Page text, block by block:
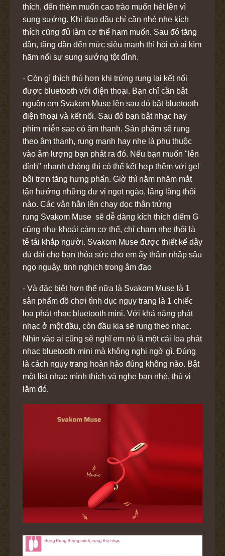
thích, đến thèm muốn cao trào muốn hét lên vì
sung sướng. Khi dạo dầu chỉ cần nhè nhẹ kích
thích cũng đủ làm cơ thể ham muốn. Sau đó tăng
dần, tăng dần đến mức siêu mạnh thì hỏi có ai kìm
hãm nổi sự sung sướng tột đỉnh.
- Còn gì thích thú hơn khi trứng rung lại kết nối
được bluetooth với điện thoại. Bạn chỉ cần bật
nguồn em Svakom Muse lên sau đó bật bluetooth
điện thoại và kết nối. Sau đó bạn bật nhạc hay
phim miễn sao có âm thanh. Sản phẩm sẽ rung
theo âm thanh, rung mạnh hay nhẹ là phụ thuộc
vào âm lượng bạn phát ra đó. Nếu bạn muốn "lên
đỉnh" nhanh chóng thì có thể kết hợp thêm với gel
bôi trơn tăng hưng phấn. Giờ thì nằm nhắm mắt
tận hưởng những dư vị ngọt ngào, lâng lâng thôi
nào. Các vân hằn lên chạy dọc thân trứng
rung Svakom Muse sẽ dễ dàng kích thích điểm G
cũng như khoái cảm cơ thể, chỉ chạm nhẹ thôi là
tê tái khắp người. Svakom Muse được thiết kế dây
đủ dài cho bạn thỏa sức cho em ấy thâm nhập sâu
ngọ nguậy, tinh nghịch trong âm đạo
- Và đặc biệt hơn thế nữa là Svakom Muse là 1
sản phẩm đồ chơi tình dục ngụy trang là 1 chiếc
loa phát nhạc bluetooth mini. Với khả năng phát
nhạc ở một đầu, còn đầu kia sẽ rung theo nhạc.
Nhìn vào ai cũng sẽ nghĩ em nó là một cái loa phát
nhạc bluetooth mini mà không nghi ngờ gì. Đúng
là cách ngụy trang hoàn hảo đúng không nào. Bật
một list nhạc mình thích và nghe bạn nhé, thú vị
lắm đó.